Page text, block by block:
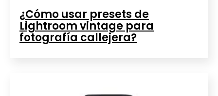
¿Cómo usar presets de
Lightroom vintage para
fotografía callejera?